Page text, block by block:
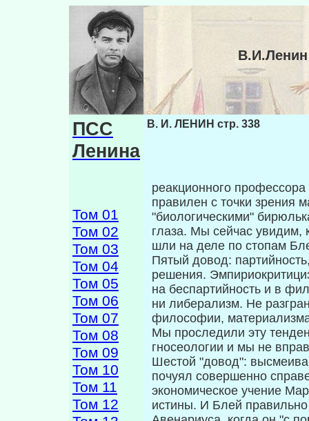
ПСС
Ленина
Том 01
Том 02
Том 03
Том 04
Том 05
Том 06
Том 07
Том 08
Том 09
Том 10
Том 11
Том 12
В. И. ЛЕНИН стр. 338
реакционного
правилен с точки зрения
"биологическими"
глаза. Мы сейчас увидим,
шли на деле по стопам
Пятый довод:
реше­ния.
на беспартий­ность и в
ни либерализм. Не
философии,
Мы проследили эту
гносеологии и мы не
Шестой "довод":
почуял совершенно
экономическое учение
истины. И Блей